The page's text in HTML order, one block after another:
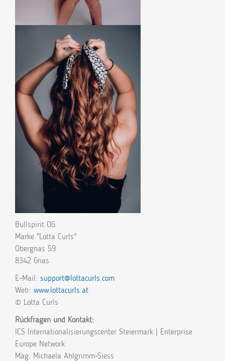
Bullspirit OG
Marke "Lotta Curls"
Obergnas 59
8342 Gnas
E-Mail: support@lottacurls.com
Web: www.lottacurls.at
© Lotta Curls
Rückfragen und Kontakt:
ICS Internationalisierungscenter Steiermark | Enterprise
Europe Network
Mag. Michaela Ahlgrimm-Siess